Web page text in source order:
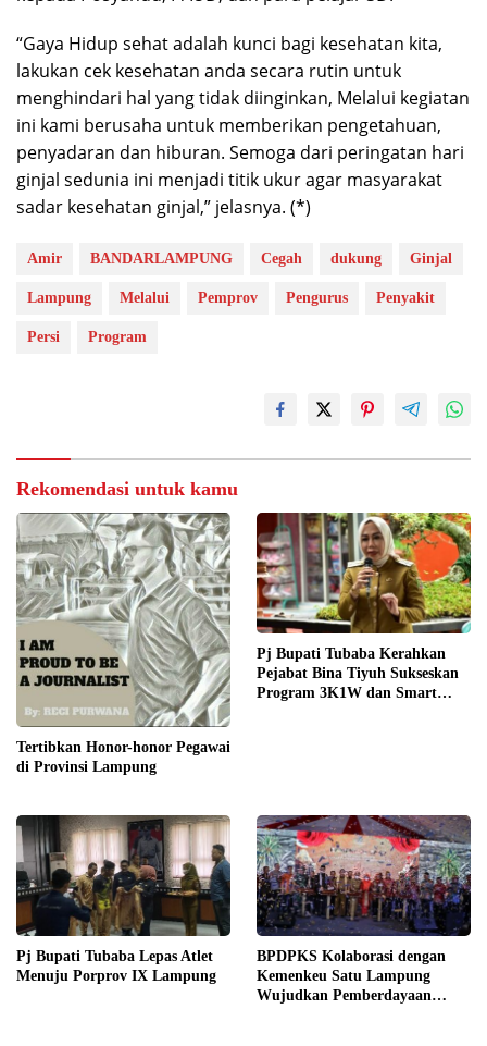
“Gaya Hidup sehat adalah kunci bagi kesehatan kita,
lakukan cek kesehatan anda secara rutin untuk
menghindari hal yang tidak diinginkan, Melalui kegiatan
ini kami berusaha untuk memberikan pengetahuan,
penyadaran dan hiburan. Semoga dari peringatan hari
ginjal sedunia ini menjadi titik ukur agar masyarakat
sadar kesehatan ginjal,” jelasnya. (*)
Amir BANDARLAMPUNG Cegah dukung Ginjal
Lampung Melalui Pemprov Pengurus Penyakit
Persi Program
Rekomendasi untuk kamu
Tertibkan Honor-honor Pegawai
di Provinsi Lampung
Pj Bupati Tubaba Kerahkan
Pejabat Bina Tiyuh Sukseskan
Program 3K1W dan Smart
Pj Bupati Tubaba Lepas Atlet
Menuju Porprov IX Lampung
BPDPKS Kolaborasi dengan
Kemenkeu Satu Lampung
Wujudkan Pemberdayaan